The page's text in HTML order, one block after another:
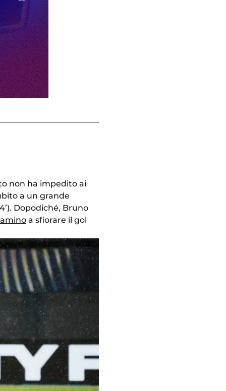
non ha impedito ai
a un grande
Dopodiché, Bruno
a sfiorare il gol